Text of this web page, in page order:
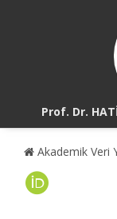
Prof. Dr.
Akademik Veri